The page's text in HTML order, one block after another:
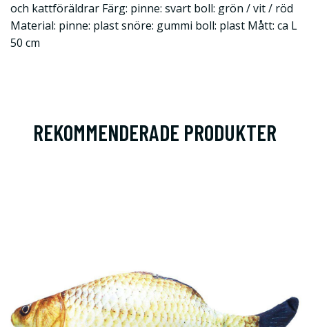
och kattföräldrar Färg: pinne: svart boll: grön / vit / röd
Material: pinne: plast snöre: gummi boll: plast Mått: ca L
50 cm
REKOMMENDERADE PRODUKTER